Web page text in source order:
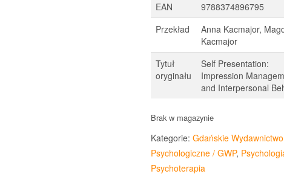
EAN
9788374896795
Przekład
Anna Kacmajor,
Kacmajor
Tytuł
oryginału
Self Presentation:
Impression
and Interpersonal
Brak w magazynie
Kategorie: Gdańskie Wydawnictwo
Psychologiczne / GWP,
Psychoterapia